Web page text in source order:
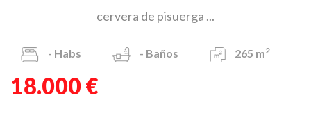
cervera de pisuerga ...
- Habs - Baños 265 m2
18.000 €